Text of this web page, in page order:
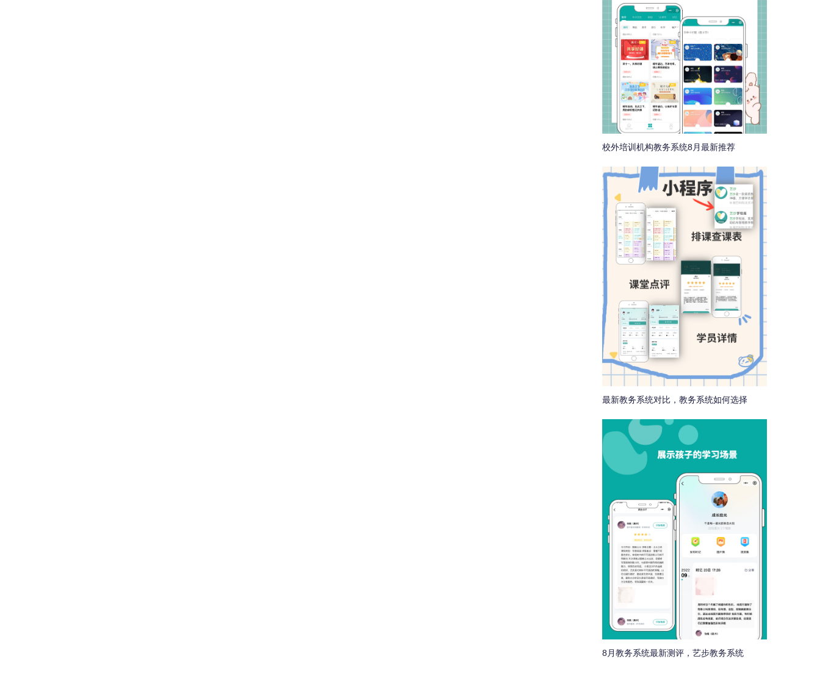
校外培训机构教务系统8月最新推荐
最新教务系统对比，教务系统如何选择
8月教务系统最新测评，艺步教务系统